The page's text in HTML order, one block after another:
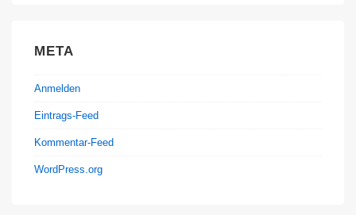
META
Anmelden
Eintrags-Feed
Kommentar-Feed
WordPress.org